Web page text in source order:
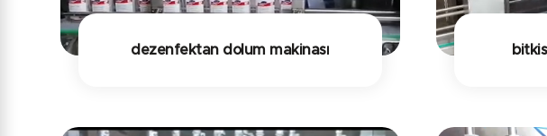
dezenfektan dolum makinası